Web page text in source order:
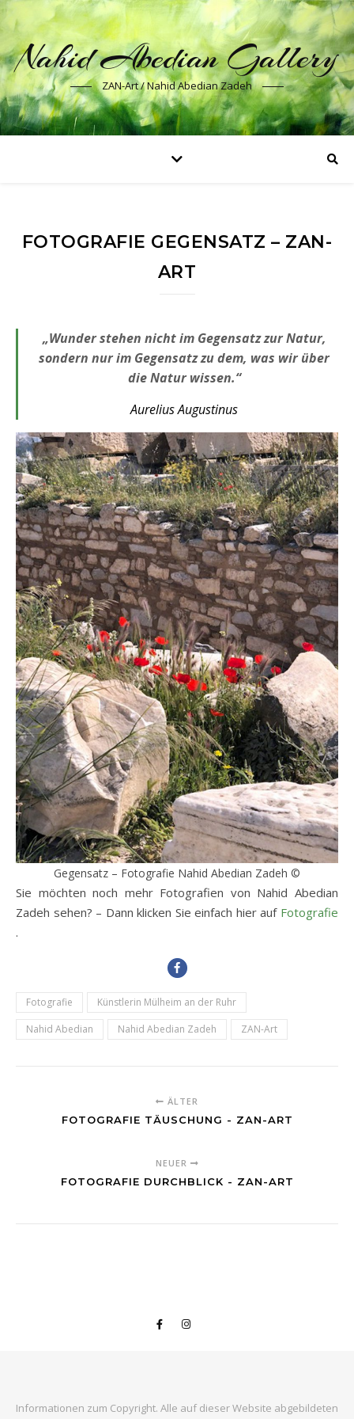
Nahid Abedian Gallery
ZAN-Art / Nahid Abedian Zadeh
FOTOGRAFIE GEGENSATZ – ZAN-
ART
„Wunder stehen nicht im Gegensatz zur Natur,
sondern nur im Gegensatz zu dem, was wir über
die Natur wissen.“
Aurelius Augustinus
Gegensatz – Fotografie Nahid Abedian Zadeh ©
Sie möchten noch mehr Fotografien von Nahid Abedian
Zadeh sehen? – Dann klicken Sie einfach hier auf Fotografie
.
Fotografie
Künstlerin Mülheim an der Ruhr
Nahid Abedian
Nahid Abedian Zadeh ZAN-Art
ÄLTER
FOTOGRAFIE TÄUSCHUNG - ZAN-ART
NEUER
FOTOGRAFIE DURCHBLICK - ZAN-ART
Informationen zum Copyright. Alle auf dieser Website abgebildeten